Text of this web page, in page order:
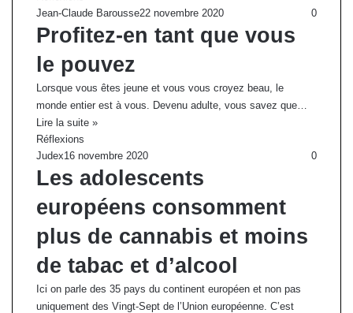
Jean-Claude Barousse22 novembre 2020 0
Profitez-en tant que vous
le pouvez
Lorsque vous êtes jeune et vous vous croyez beau, le
monde entier est à vous. Devenu adulte, vous savez que…
Lire la suite »
Réflexions
Judex16 novembre 2020 0
Les adolescents
européens consomment
plus de cannabis et moins
de tabac et d’alcool
Ici on parle des 35 pays du continent européen et non pas
uniquement des Vingt-Sept de l’Union européenne. C’est